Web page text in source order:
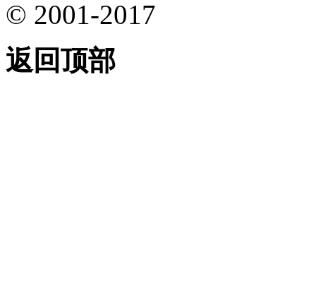
© 2001-2017
返回顶部